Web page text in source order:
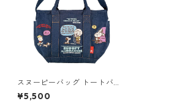
スヌーピーバッグ トートバッ
グ ROOTOTE Vintage PEAN
¥5,500